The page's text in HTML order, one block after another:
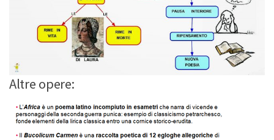
Altre opere: